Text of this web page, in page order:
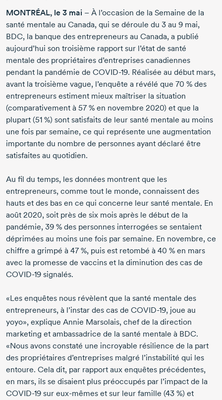
MONTRÉAL, le 3 mai – À l’occasion de la Semaine de la
santé mentale au Canada, qui se déroule du 3 au 9 mai,
BDC, la banque des entrepreneurs au Canada, a publié
aujourd’hui son troisième rapport sur l’état de santé
mentale des propriétaires d’entreprises canadiennes
pendant la pandémie de COVID-19. Réalisée au début mars,
avant la troisième vague, l’enquête a révélé que 70 % des
entrepreneurs estiment mieux maîtriser la situation
(comparativement à 57 % en novembre 2020) et que la
plupart (51 %) sont satisfaits de leur santé mentale au moins
une fois par semaine, ce qui représente une augmentation
importante du nombre de personnes ayant déclaré être
satisfaites au quotidien.
Au fil du temps, les données montrent que les
entrepreneurs, comme tout le monde, connaissent des
hauts et des bas en ce qui concerne leur santé mentale. En
août 2020, soit près de six mois après le début de la
pandémie, 39 % des personnes interrogées se sentaient
déprimées au moins une fois par semaine. En novembre, ce
chiffre a grimpé à 47 %, puis est retombé à 40 % en mars
avec la promesse de vaccins et la diminution des cas de
COVID-19 signalés.
«Les enquêtes nous révèlent que la santé mentale des
entrepreneurs, à l’instar des cas de COVID-19, joue au
yoyo», explique Annie Marsolais, chef de la direction
marketing et ambassadrice de la santé mentale à BDC.
«Nous avons constaté une incroyable résilience de la part
des propriétaires d’entreprises malgré l’instabilité qui les
entoure. Cela dit, par rapport aux enquêtes précédentes,
en mars, ils se disaient plus préoccupés par l’impact de la
COVID-19 sur eux-mêmes et sur leur famille (43 %) et